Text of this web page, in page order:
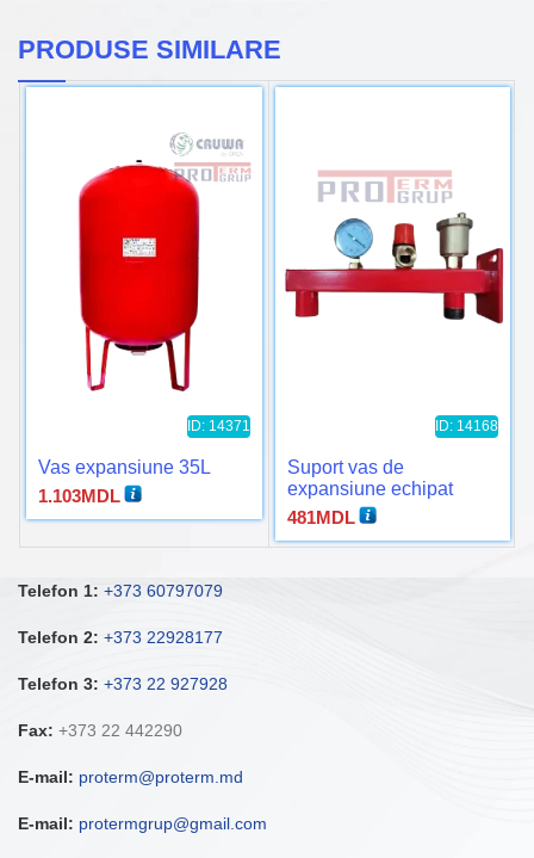
PRODUSE SIMILARE
ID: 14371
Vas expansiune 35L
1.103MDL
ID: 14168
Suport vas de
expansiune echipat
481MDL
Telefon 1: +373 60797079
Telefon 2: +373 22928177
Telefon 3: +373 22 927928
Fax: +373 22 442290
E-mail: proterm@proterm.md
E-mail: protermgrup@gmail.com